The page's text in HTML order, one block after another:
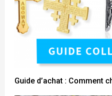
Guide d’achat : Comment